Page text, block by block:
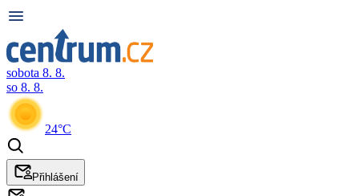
sobota 8. 8.
so 8. 8.
24°C
Přihlášení